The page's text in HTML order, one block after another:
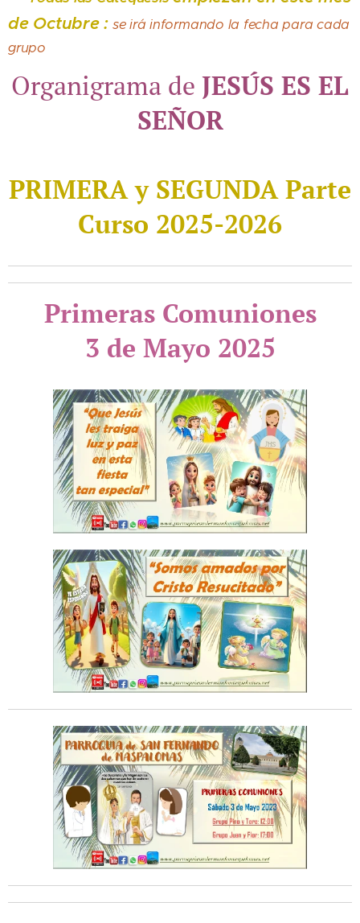
de Octubre : se irá informando la fecha para cada
grupo
Organigrama de JESÚS ES EL
SEÑOR
PRIMERA y SEGUNDA Parte
Curso 2025-2026
Primeras Comuniones
3 de Mayo 2025